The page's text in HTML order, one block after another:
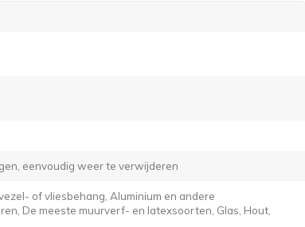
eenvoudig weer te verwijderen
of vliesbehang, Aluminium en andere
De meeste muurverf- en latexsoorten, Glas, Hout,